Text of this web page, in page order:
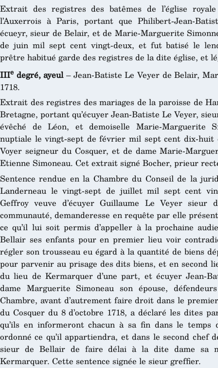
Extrait des registres des batêmes de l’église
l’Auxerrois à Paris, portant que Philibert-Jean-
écueyr, sieur de Belair, et de Marie-Marguerite
de juin mil sept cent vingt-deux, et fut batisé le
prêtre habitué garde des registres de la dite église, et
IIIe degré, ayeul– Jean-Batiste Le Veyer de Belair,
1718.
Extrait des registres des mariages de la paroisse de
Bretagne, portant qu’écuyer Jean-Batiste Le Veyer,
évêché de Léon, et demoiselle Marie-Marguerite
nuptiale le vingt-sept de février mil sept cent dix-huit
Voyer seigneur du Cosquer, et de dame Marie-
Etienne Simoneau. Cet extrait signé Bocher, prieur
Sentence rendue en la Chambre du Conseil de la
Landerneau le vingt-sept de juillet mil sept cent
Geffroy veuve d’écuyer Guillaume Le Veyer sieur
communauté, demanderesse en requête par elle
ce qu’il lui soit permis d’appeller à la prochaine
Bellair ses enfants pour en premier lieu voir
régler son trousseau eu égard à la quantité de biens
pour parvenir au prisage des dits biens, et en second
du lieu de Kermarquer d’une part, et écuyer Jean-
dame Marguerite Simoneau son épouse,
Chambre, avant d’autrement faire droit dans le
du Cosquer du 8 d’octobre 1718, a déclaré les dites
qu’ils en informeront chacun à sa fin dans le temps
ordonné ce qu’il appartiendra, et dans le second chef
sieur de Bellair de faire délai à la dite dame sa
Kermarquer. Cette sentence signée le sieur greffier.